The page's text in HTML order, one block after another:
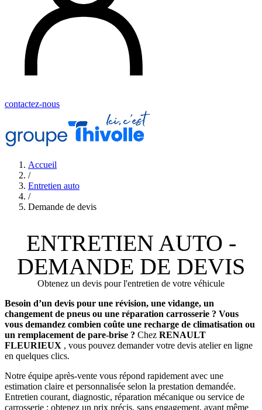
contactez-nous
Accueil
/
Entretien auto
/
Demande de devis
ENTRETIEN AUTO -
DEMANDE DE DEVIS
Obtenez un devis pour l'entretien de votre véhicule
Besoin d’un devis pour une révision, une vidange, un
changement de pneus ou une réparation carrosserie ? Vous
vous demandez combien coûte une recharge de climatisation ou
un remplacement de pare-brise ? Chez RENAULT
FLEURIEUX , vous pouvez demander votre devis atelier en ligne
en quelques clics.
Notre équipe après-vente vous répond rapidement avec une
estimation claire et personnalisée selon la prestation demandée.
Entretien courant, diagnostic, réparation mécanique ou service de
carrosserie : obtenez un prix précis, sans engagement, avant même